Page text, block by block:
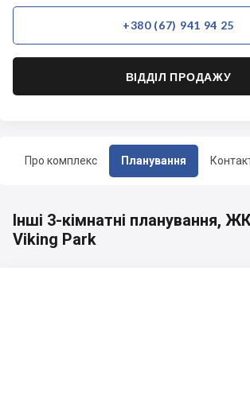
Про комплекс Планування
+380 (67) 941 94 25
ВІДДІЛ ПРОДАЖУ
Інші 3-кімнатні планування,
Viking Park